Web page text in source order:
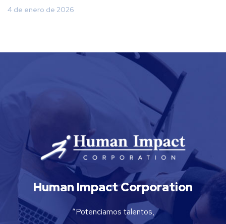
4 de enero de 2026
Human Impact Corporation
“Potenciamos talentos,